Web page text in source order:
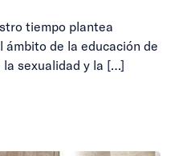
tiempo plantea
de la educación de
sexualidad y la […]